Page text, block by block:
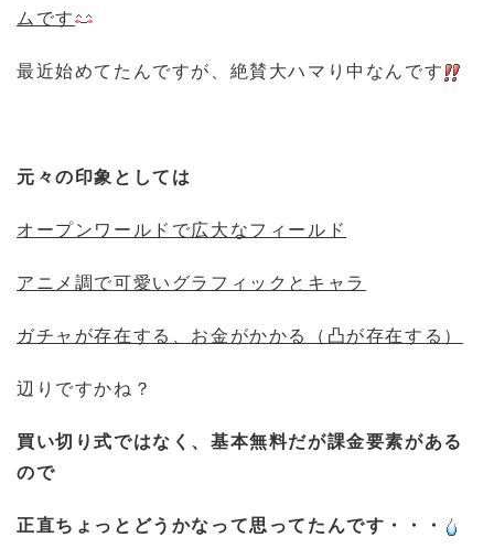
ムです
最近始めてたんですが、絶賛大ハマり中なんです
元々の印象としては
オープンワールドで広大なフィールド
アニメ調で可愛いグラフィックとキャラ
ガチャが存在する、お金がかかる （凸が存在する）
辺りですかね？
買い切り式ではなく、基本無料だが課金要素がある
ので
正直ちょっとどうかなって思ってたんです・・・